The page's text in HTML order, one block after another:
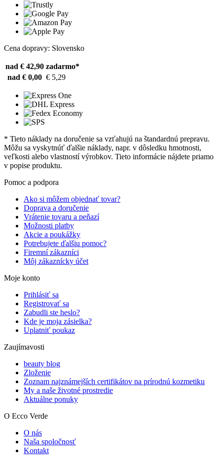
Cena dopravy: Slovensko
nad € 42,90 zadarmo*
nad € 0,00 € 5,29
* Tieto náklady na doručenie sa vzťahujú na štandardnú prepravu.
Môžu sa vyskytnúť ďalšie náklady, napr. v dôsledku hmotnosti,
veľkosti alebo vlastností výrobkov. Tieto informácie nájdete priamo
v popise produktu.
Pomoc a podpora
Ako si môžem objednať tovar?
Doprava a doručenie
Vrátenie tovaru a peňazí
Možnosti platby
Akcie a poukážky
Potrebujete ďalšiu pomoc?
Firemní zákazníci
Môj zákaznícky účet
Moje konto
Prihlásiť sa
Registrovať sa
Zabudli ste heslo?
Kde je moja zásielka?
Uplatniť poukaz
Zaujímavosti
beauty blog
Zloženie
Zoznam najznámejších certifikátov na prírodnú kozmetiku
My a naše životné prostredie
Aktuálne ponuky
O Ecco Verde
O nás
Naša spoločnosť
Kontakt